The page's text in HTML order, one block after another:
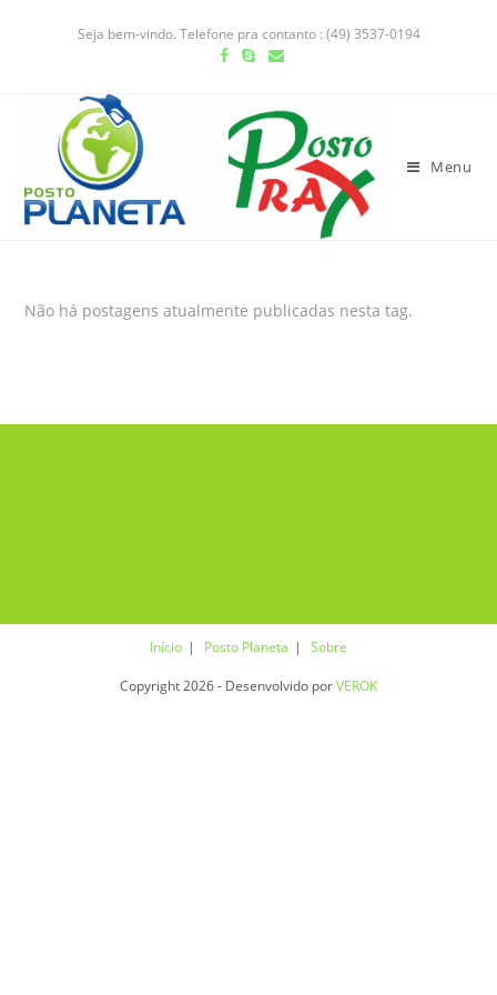
Seja bem-vindo. Telefone pra contanto : (49) 3537-0194
Menu
Não há postagens atualmente publicadas nesta tag.
Início Posto Planeta Sobre
Copyright 2026 - Desenvolvido porVEROK